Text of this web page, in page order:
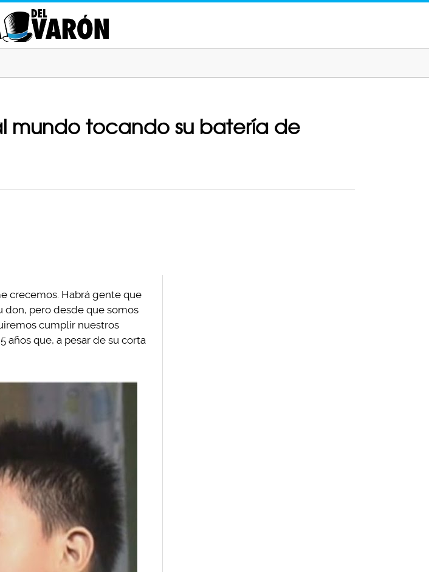
mundo tocando su batería de
crecemos. Habrá gente que
pero desde que somos
cumplir nuestros
años que, a pesar de su corta